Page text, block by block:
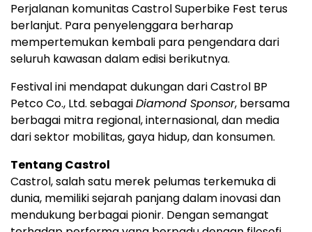
Perjalanan komunitas Castrol Superbike Fest terus
berlanjut. Para penyelenggara berharap
mempertemukan kembali para pengendara dari
seluruh kawasan dalam edisi berikutnya.
Festival ini mendapat dukungan dari Castrol BP
Petco Co., Ltd. sebagaiDiamond Sponsor, bersama
berbagai mitra regional, internasional, dan media
dari sektor mobilitas, gaya hidup, dan konsumen.
Tentang Castrol
Castrol, salah satu merek pelumas terkemuka di
dunia, memiliki sejarah panjang dalam inovasi dan
mendukung berbagai pionir. Dengan semangat